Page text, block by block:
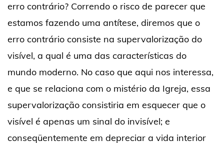
erro contrário? Correndo o risco de parecer que
estamos fazendo uma antítese, diremos que o
erro contrário consiste na supervalorização do
visível, a qual é uma das características do
mundo moderno. No caso que aqui nos interessa,
e que se relaciona com o mistério da Igreja, essa
supervalorização consistiria em esquecer que o
visível é apenas um sinal do invisível; e
conseqüentemente em depreciar a vida interior